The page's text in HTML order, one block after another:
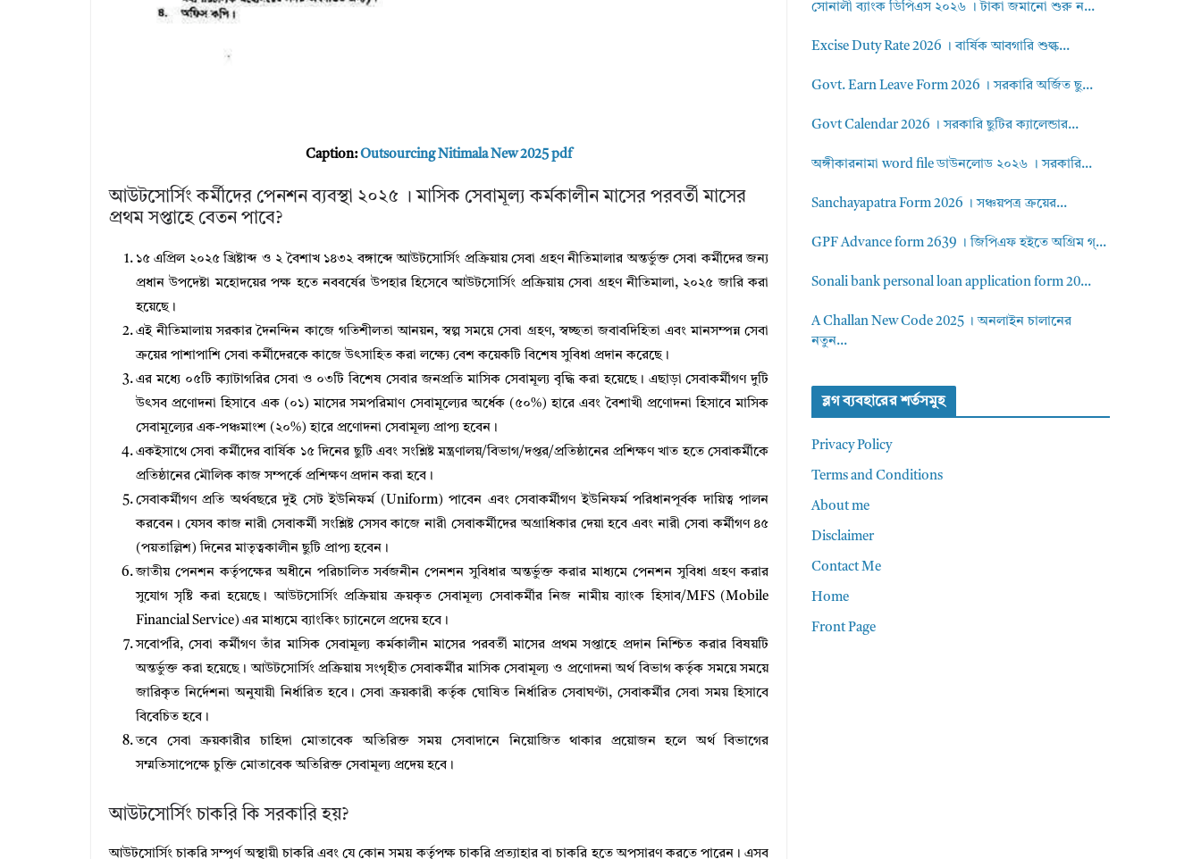
Caption:Outsourcing Nitimala New 2025 pdf
আউটসোর্সিং কর্মীদের পেনশন ব্যবস্থা ২০২৫ । মাসিক সেবামূল্য কর্মকালীন মাসের পরবর্তী মাসের
প্রথম সপ্তাহে বেতন পাবে?
১৫ এপ্রিল ২০২৫ খ্রিষ্টাব্দ ও ২ বৈশাখ ১৪৩২ বঙ্গাব্দে আউটসোর্সিং প্রক্রিয়ায় সেবা গ্রহণ নীতিমালার অন্তর্ভুক্ত সেবা কর্মীদের জন্য
প্রধান উপদেষ্টা মহোদয়ের পক্ষ হতে নববর্ষের উপহার হিসেবে আউটসোর্সিং প্রক্রিয়ায় সেবা গ্রহণ নীতিমালা, ২০২৫ জারি করা
হয়েছে।
এই নীতিমালায় সরকার দৈনন্দিন কাজে গতিশীলতা আনয়ন, স্বল্প সময়ে সেবা গ্রহণ, স্বচ্ছতা জবাবদিহিতা এবং মানসম্পন্ন সেবা
ক্রয়ের পাশাপাশি সেবা কর্মীদেরকে কাজে উৎসাহিত করা লক্ষ্যে বেশ কয়েকটি বিশেষ সুবিধা প্রদান করেছে।
এর মধ্যে ০৫টি ক্যাটাগরির সেবা ও ০৩টি বিশেষ সেবার জনপ্রতি মাসিক সেবামূল্য বৃদ্ধি করা হয়েছে। এছাড়া সেবাকর্মীগণ দুটি
উৎসব প্রণোদনা হিসাবে এক (০১) মাসের সমপরিমাণ সেবামূল্যের অর্ধেক (৫০%) হারে এবং বৈশাখী প্রণোদনা হিসাবে মাসিক
সেবামূল্যের এক-পঞ্চমাংশ (২০%) হারে প্রণোদনা সেবামূল্য প্রাপ্য হবেন।
একইসাথে সেবা কর্মীদের বার্ষিক ১৫ দিনের ছুটি এবং সংশ্লিষ্ট মন্ত্রণালয়/বিভাগ/দপ্তর/প্রতিষ্ঠানের প্রশিক্ষণ খাত হতে সেবাকর্মীকে
প্রতিষ্ঠানের মৌলিক কাজ সম্পর্কে প্রশিক্ষণ প্রদান করা হবে।
সেবাকর্মীগণ প্রতি অর্থবছরে দুই সেট ইউনিফর্ম (Uniform) পাবেন এবং সেবাকর্মীগণ ইউনিফর্ম পরিধানপূর্বক দায়িত্ব পালন
করবেন। যেসব কাজ নারী সেবাকর্মী সংশ্লিষ্ট সেসব কাজে নারী সেবাকর্মীদের অগ্রাধিকার দেয়া হবে এবং নারী সেবা কর্মীগণ ৪৫
(পয়তাল্লিশ) দিনের মাতৃত্বকালীন ছুটি প্রাপ্য হবেন।
জাতীয় পেনশন কর্তৃপক্ষের অধীনে পরিচালিত সর্বজনীন পেনশন সুবিধার অন্তর্ভুক্ত করার মাধ্যমে পেনশন সুবিধা গ্রহণ করার
সুযোগ সৃষ্টি করা হয়েছে। আউটসোর্সিং প্রক্রিয়ায় ক্রয়কৃত সেবামূল্য সেবাকর্মীর নিজ নামীয় ব্যাংক হিসাব/MFS (Mobile
Financial Service) এর মাধ্যমে ব্যাংকিং চ্যানেলে প্রদেয় হবে।
সবোর্পরি, সেবা কর্মীগণ তাঁর মাসিক সেবামূল্য কর্মকালীন মাসের পরবর্তী মাসের প্রথম সপ্তাহে প্রদান নিশ্চিত করার বিষয়টি
অন্তর্ভুক্ত করা হয়েছে। আউটসোর্সিং প্রক্রিয়ায় সংগৃহীত সেবাকর্মীর মাসিক সেবামূল্য ও প্রণোদনা অর্থ বিভাগ কর্তৃক সময়ে সময়ে
জারিকৃত নির্দেশনা অনুযায়ী নির্ধারিত হবে। সেবা ক্রয়কারী কর্তৃক ঘোষিত নির্ধারিত সেবাঘণ্টা, সেবাকর্মীর সেবা সময় হিসাবে
বিবেচিত হবে।
তবে সেবা ক্রয়কারীর চাহিদা মোতাবেক অতিরিক্ত সময় সেবাদানে নিয়োজিত থাকার প্রয়োজন হলে অর্থ বিভাগের
সম্মতিসাপেক্ষে চুক্তি মোতাবেক অতিরিক্ত সেবামূল্য প্রদেয় হবে।
আউটসোর্সিং চাকরি কি সরকারি হয়?
আউটসোর্সিং চাকরি সম্পূর্ণ অস্থায়ী চাকরি এবং যে কোন সময় কর্তৃপক্ষ চাকরি প্রত্যাহার বা চাকরি হতে অপসারণ করতে পারেন। এসব
সোনালী ব্যাংক ডিপিএস ২০২৬ । টাকা জমানো শুরু ন...
Excise Duty Rate 2026 । বার্ষিক আবগারি শুল্ক...
Govt. Earn Leave Form 2026 । সরকারি অর্জিত ছু...
Govt Calendar 2026 । সরকারি ছুটির ক্যালেন্ডার...
অঙ্গীকারনামা word file ডাউনলোড ২০২৬ । সরকারি...
Sanchayapatra Form 2026 । সঞ্চয়পত্র ক্রয়ের...
GPF Advance form 2639 । জিপিএফ হইতে অগ্রিম গ্...
Sonali bank personal loan application form 20...
A Challan New Code 2025 । অনলাইন চালানের
নতুন...
ব্লগ ব্যবহারের শর্তসমুহ
Privacy Policy
Terms and Conditions
About me
Disclaimer
Contact Me
Home
Front Page